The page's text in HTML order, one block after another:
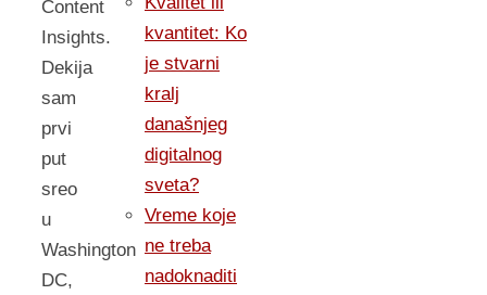
Content
Insights.
Dekija
sam
prvi
put
sreo
u
Washington
DC,
kvantitet: Ko
je stvarni
kralj
današnjeg
digitalnog
sveta?
Vreme koje
ne treba
nadoknaditi